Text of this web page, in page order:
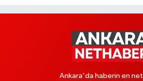
Ankara'da haberin en